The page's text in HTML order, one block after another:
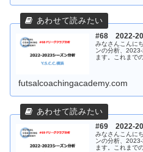
#68 2022-
みなさんこんに
ンの分析、
ます。これまで
futsalcoachingacademy.com
#69 2022-
みなさんこんに
ンの分析、
ます。これまで